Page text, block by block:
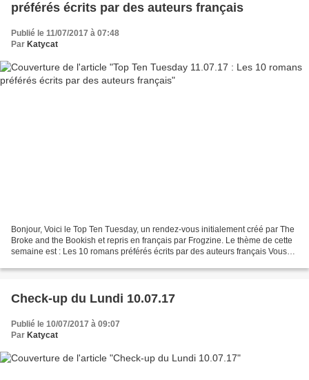
préférés écrits par des auteurs français
Publié le 11/07/2017 à 07:48
Par Katycat
Bonjour, Voici le Top Ten Tuesday, un rendez-vous initialement créé par The
Broke and the Bookish et repris en français par Frogzine. Le thème de cette
semaine est : Les 10 romans préférés écrits par des auteurs français Vous
Check-up du Lundi 10.07.17
Publié le 10/07/2017 à 09:07
Par Katycat